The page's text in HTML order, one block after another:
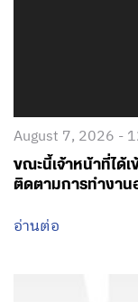
August 7, 2026 -
ขณะนี้เจ้าหน้าที่ได้
ติดตามการทำงาน
อ่านต่อ